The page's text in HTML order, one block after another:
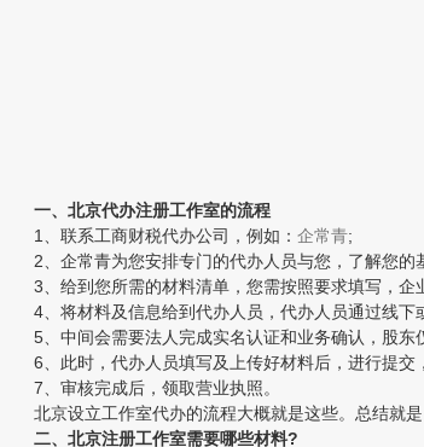
一、北京代办注册工作室的流程
1、联系工商财税代办公司，例如： 企常青;
2、企常青为您安排专门的代办人员与您，了解您的
3、给到您所需的材料清单，您需按照要求填写，企
4、将材料及信息给到代办人员，代办人员通过线下
5、中间会需要法人完成实名认证和业务确认，股东
6、此时，代办人员填写及上传好材料后，进行提交
7、审核完成后，领取营业执照。
北京设立工作室代办的流程大概就是这些。总结就是
二、北京注册工作室需要哪些材料?